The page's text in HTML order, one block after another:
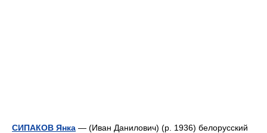
СИПАКОВ Янка — (Иван Данилович) (р. 1936) белорусский